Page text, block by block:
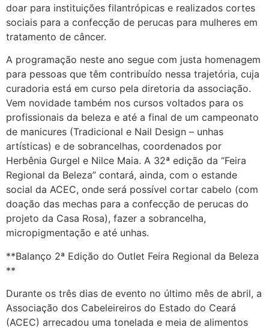
doar para instituições filantrópicas e realizados cortes
sociais para a confecção de perucas para mulheres em
tratamento de câncer.
A programação neste ano segue com justa homenagem
para pessoas que têm contribuído nessa trajetória, cuja
curadoria está em curso pela diretoria da associação.
Vem novidade também nos cursos voltados para os
profissionais da beleza e até a final de um campeonato
de manicures (Tradicional e Nail Design – unhas
artísticas) e de sobrancelhas, coordenados por
Herbênia Gurgel e Nilce Maia. A 32ª edição da “Feira
Regional da Beleza” contará, ainda, com o estande
social da ACEC, onde será possível cortar cabelo (com
doação das mechas para a confecção de perucas do
projeto da Casa Rosa), fazer a sobrancelha,
micropigmentação e até unhas.
**Balanço 2ª Edição do Outlet Feira Regional da Beleza
**
Durante os três dias de evento no último mês de abril, a
Associação dos Cabeleireiros do Estado do Ceará
(ACEC) arrecadou uma tonelada e meia de alimentos